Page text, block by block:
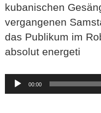
kubanischen
vergangenen
das Publikum im
absolut energeti
Audio-
Player
00:00